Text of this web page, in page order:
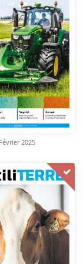
Février 2025